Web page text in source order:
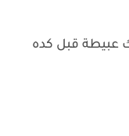
عبيطة قبل كده